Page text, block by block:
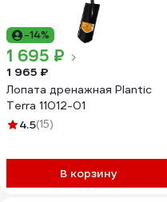
-14%
1 695 ₽
1 965 ₽
Лопата дренажная Plantic
Terra 11012-01
4.5(15)
В корзину